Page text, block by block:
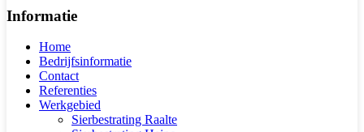
Informatie
Home
Bedrijfsinformatie
Contact
Referenties
Werkgebied
Sierbestrating Raalte